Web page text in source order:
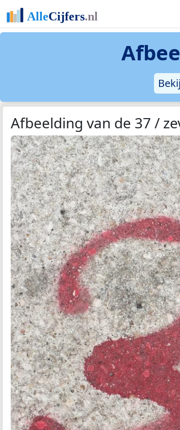
Afbeelding van de 37 /